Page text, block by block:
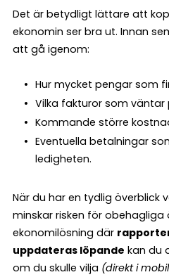
Det är betydligt lättare att
ekonomin ser bra ut. Innan
att gå igenom:
Hur mycket pengar som
Vilka fakturor som väntar
Kommande större
Eventuella betalningar
ledigheten.
När du har en tydlig överblick
minskar risken för obehagliga
ekonomilösning där
uppdateras löpande kan du
om du skulle vilja (direkt i